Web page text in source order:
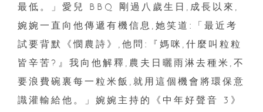
最低。」愛兒 BBQ 剛過八歲生日,成長以來,
婉婉一直向他傳遞有機信息,她笑道:「最近考
試要背默《憫農詩》,他問:『媽咪,什麼叫粒粒
皆辛苦?』我向他解釋,農夫日曬雨淋去種米,不
要浪費碗裏每一粒米飯,就用這個機會將環保意
識灌輸給他。」婉婉主持的《中年好聲音 3》